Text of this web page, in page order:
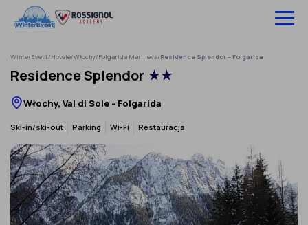
treści
Wyjazdy na narty
Hotele
Szkolenia
Ubezpieczenie
O nas
Infolinia:52 307 66 88
WinterEvent/Hotele/Włochy/Folgarida Marilleva/Residence Splendor – Folgarida
Residence Splendor ★★
Włochy, Val di Sole - Folgarida
Ski-in/ski-out Parking Wi-Fi Restauracja